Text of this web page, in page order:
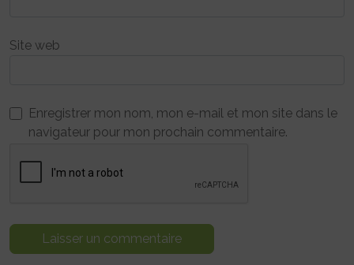
Site web
Enregistrer mon nom, mon e-mail et mon site dans le
navigateur pour mon prochain commentaire.